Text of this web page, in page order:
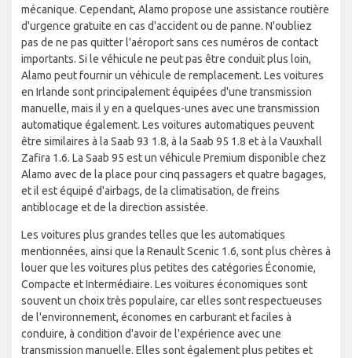
mécanique. Cependant, Alamo propose une assistance routière
d'urgence gratuite en cas d'accident ou de panne. N'oubliez
pas de ne pas quitter l'aéroport sans ces numéros de contact
importants. Si le véhicule ne peut pas être conduit plus loin,
Alamo peut fournir un véhicule de remplacement. Les voitures
en Irlande sont principalement équipées d'une transmission
manuelle, mais il y en a quelques-unes avec une transmission
automatique également. Les voitures automatiques peuvent
être similaires à la Saab 93 1.8, à la Saab 95 1.8 et à la Vauxhall
Zafira 1.6. La Saab 95 est un véhicule Premium disponible chez
Alamo avec de la place pour cinq passagers et quatre bagages,
et il est équipé d'airbags, de la climatisation, de freins
antiblocage et de la direction assistée.
Les voitures plus grandes telles que les automatiques
mentionnées, ainsi que la Renault Scenic 1.6, sont plus chères à
louer que les voitures plus petites des catégories Économie,
Compacte et Intermédiaire. Les voitures économiques sont
souvent un choix très populaire, car elles sont respectueuses
de l'environnement, économes en carburant et faciles à
conduire, à condition d'avoir de l'expérience avec une
transmission manuelle. Elles sont également plus petites et